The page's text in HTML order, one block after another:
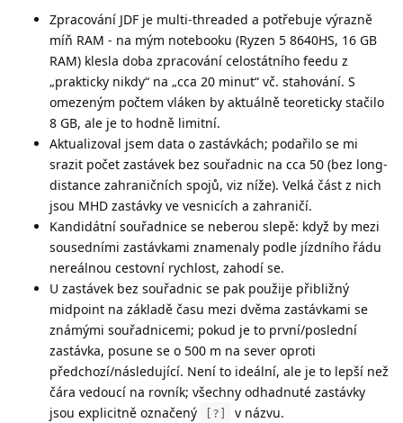
Zpracování JDF je multi-threaded a potřebuje výrazně
míň RAM - na mým notebooku (Ryzen 5 8640HS, 16 GB
RAM) klesla doba zpracování celostátního feedu z
„prakticky nikdy“ na „cca 20 minut“ vč. stahování. S
omezeným počtem vláken by aktuálně teoreticky stačilo
8 GB, ale je to hodně limitní.
Aktualizoval jsem data o zastávkách; podařilo se mi
srazit počet zastávek bez souřadnic na cca 50 (bez long-
distance zahraničních spojů, viz níže). Velká část z nich
jsou MHD zastávky ve vesnicích a zahraničí.
Kandidátní souřadnice se neberou slepě: když by mezi
sousedními zastávkami znamenaly podle jízdního řádu
nereálnou cestovní rychlost, zahodí se.
U zastávek bez souřadnic se pak použije přibližný
midpoint na základě času mezi dvěma zastávkami se
známými souřadnicemi; pokud je to první/poslední
zastávka, posune se o 500 m na sever oproti
předchozí/následující. Není to ideální, ale je to lepší než
čára vedoucí na rovník; všechny odhadnuté zastávky
jsou explicitně označený
[?] v názvu.